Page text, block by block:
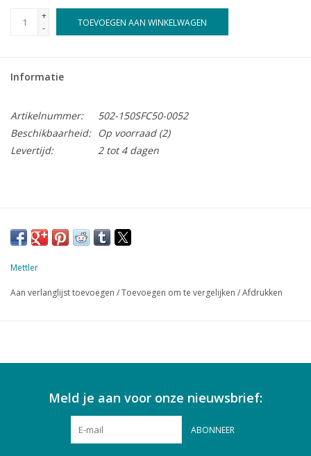
+
-
TOEVOEGEN AAN WINKELWAGEN
Informatie
Artikelnummer:
502-150SFC50-0052
Beschikbaarheid:
Op voorraad(2)
Levertijd:
2 tot 4 dagen
Mettler
Aan verlanglijst toevoegen /Toevoegen om te vergelijken /Afdrukken
Meld je aan voor onze nieuwsbrief:
ABONNEER